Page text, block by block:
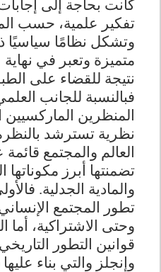
كانت بحاجة إلى
تفكير علمية، حسب
وتشكل نظامًا سياسيًا
متميزة وتعبر في
نتيجة للقضاء على
فبالنسبة للجانب
المنظرين الماركسيين
نظرية تسترشد
العالم والمجتمع
تضمنتها أبرز مكوناتها
والمادية الجدلية.
تطور المجتمع
وحتى الاشتراكية، أما
قوانين التطور
وإنجلز والتي بناء